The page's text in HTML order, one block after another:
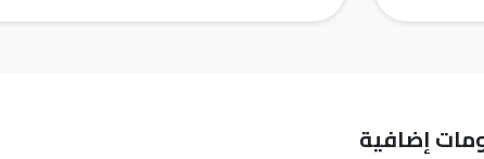
إضافية